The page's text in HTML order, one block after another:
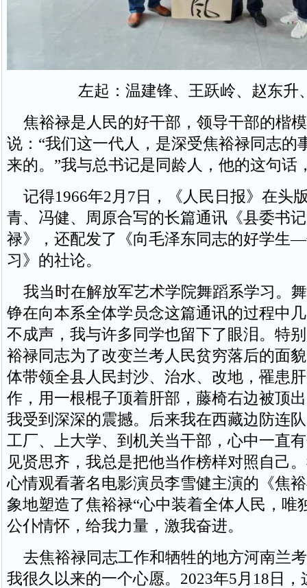
左起：温建锋、王跃岭、赵东升
焦裕禄是人民的好干部，领导干部的楷
说：“我们这一代人，是深受焦裕禄同志的
来的。”我与总书记是同龄人，他的这句话
记得1966年2月7日，《人民日报》在头
青、冯健、周原合写的长篇通讯《县委书
禄》，还配发了《向毛泽东同志的好学生
习》的社论。
我当时在解放军艺术学院舞蹈系学习。
铮在向本系全体学员念这篇通讯的过程中
不成声，我与许多同学也留下了眼泪。特
裕禄同志为了改变兰考人民贫穷落后的面
体带领全县人民封沙、治水、改地，罹患
作，用一根棍子顶着肝部，藤椅右边被顶
我受到深深的震撼。后来我在西藏边防连
工厂、上大学、到机关当干部，心中一直
见贤思齐，我总是把他当作榜样对照自己
心情观看著名电影演员李雪健主演的《焦
象地塑造了焦裕禄“心中装着全体人民，唯
公仆情怀，给我力量，激我奋进。
去焦裕禄同志工作和牺牲的地方河南兰
我很久以来的一个心愿。2023年5月18日